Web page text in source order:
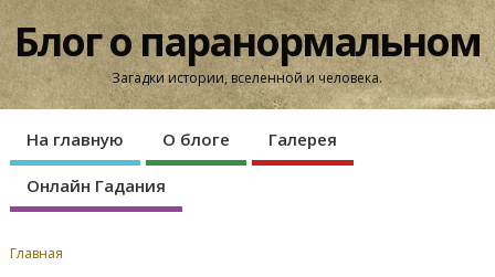
Блог о паранормальном
Загадки истории, вселенной и человека.
На главную О блоге Галерея
Онлайн Гадания
Главная